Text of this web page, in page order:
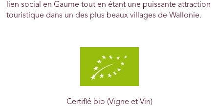
lien social en Gaume tout en étant une puissante attraction
touristique dans un des plus beaux villages de Wallonie.
Certifié bio (Vigne et Vin)